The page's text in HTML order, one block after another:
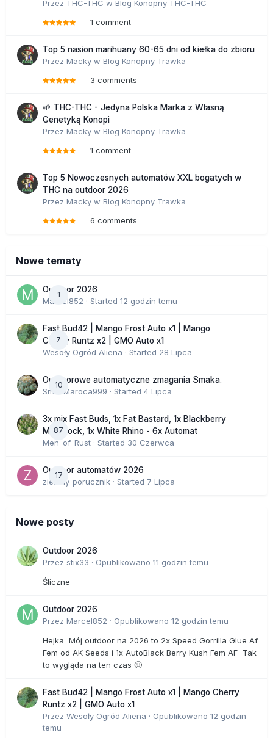
Przez THC-THC w Blog Konopny THC-THC
1 comment
Top 5 nasion marihuany 60-65 dni od kiełka do zbioru
Przez Macky w Blog Konopny Trawka
3 comments
🌱 THC-THC - Jedyna Polska Marka z Własną
Genetyką Konopi
Przez Macky w Blog Konopny Trawka
1 comment
Top 5 Nowoczesnych automatów XXL bogatych w
THC na outdoor 2026
Przez Macky w Blog Konopny Trawka
6 comments
Nowe tematy
1
Outdoor 2026
Marcel852 · Started 12 godzin temu
7
Fast Bud42 | Mango Frost Auto x1 | Mango
Cherry Runtz x2 | GMO Auto x1
Wesoły Ogród Aliena · Started 28 Lipca
10
Outdoorowe automatyczne zmagania Smaka.
SmakMaroca999 · Started 4 Lipca
87
3x mix Fast Buds, 1x Fat Bastard, 1x Blackberry
Moonrock, 1x White Rhino - 6x Automat
Men_of_Rust · Started 30 Czerwca
17
Outdoor automatów 2026
zielony_porucznik · Started 7 Lipca
Nowe posty
Outdoor 2026
Przez stix33 · Opublikowano 11 godzin temu
Śliczne
Outdoor 2026
Przez Marcel852 · Opublikowano 12 godzin temu
Hejka Mój outdoor na 2026 to 2x Speed Gorrilla Glue Af
Fem od AK Seeds i 1x AutoBlack Berry Kush Fem AF Tak
to wygląda na ten czas 🙂
Fast Bud42 | Mango Frost Auto x1 | Mango Cherry
Runtz x2 | GMO Auto x1
Przez Wesoły Ogród Aliena · Opublikowano 12 godzin
temu